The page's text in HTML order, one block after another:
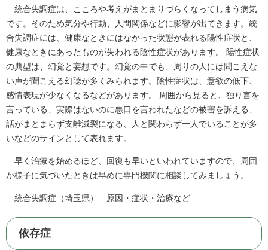
統合失調症は、こころや考えがまとまりづらくなってしまう病気
です。そのため気分や行動、人間関係などに影響が出てきます。統
合失調症には、健康なときにはなかった状態が表れる陽性症状と、
健康なときにあったものが失われる陰性症状があります。 陽性症状
の典型は、幻覚と妄想です。幻覚の中でも、周りの人には聞こえな
い声が聞こえる幻聴が多くみられます。陰性症状は、意欲の低下、
感情表現が少なくなるなどがあります。 周囲から見ると、独り言を
言っている、実際はないのに悪口を言われたなどの被害を訴える、
話がまとまらず支離滅裂になる、人と関わらず一人でいることが多
いなどのサインとして表れます。
早く治療を始めるほど、回復も早いといわれていますので、周囲
が様子に気づいたときは早めに専門機関に相談してみましょう。
統合失調症 （埼玉県） 原因・症状・治療など
依存症